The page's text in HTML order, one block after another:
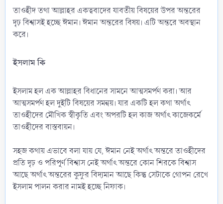
তাওহীদ তথা আল্লাহর একত্ববাদের যাবতীয় বিষয়ের উপর অন্তরের
দৃঢ় বিশ্বাসই হচ্ছে ঈমান। ঈমান অন্তরের বিষয়। এটি অন্তরে অবস্থান
করে।
ইসলাম কি​
ইসলাম হল এক আল্লাহর বিধানের সামনে আত্মসমর্পণ করা। আর
আত্মসমর্পণ হল দুইটি বিষয়ের সমন্বয়। যার একটি হল কথা অর্থাৎ
তাওহীদের মৌখিক স্বীকৃতি এবং অপরটি হল কাজ অর্থাৎ কাজেকর্মে
তাওহীদের বাস্তবায়ন।
সহজ কথায় এভাবে বলা যায় যে, ঈমান নেই অর্থাৎ অন্তরে তাওহীদের
প্রতি দৃঢ় ও পরিপূর্ণ বিশ্বাস নেই অর্থাৎ অন্তরে কোন শিরকে বিশ্বাস
আছে অর্থাৎ অন্তরের কুফুর বিদ্যমান আছে কিন্তু সেটাকে গোপন রেখে
ইসলাম পালন করার নামই হচ্ছে নিফাক।